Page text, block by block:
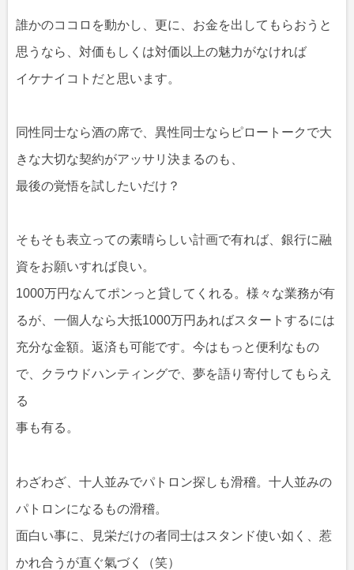
誰かのココロを動かし、更に、お金を出してもらおうと
思うなら、対価もしくは対価以上の魅力がなければ
イケナイコトだと思います。
同性同士なら酒の席で、異性同士ならピロートークで大
きな大切な契約がアッサリ決まるのも、
最後の覚悟を試したいだけ？
そもそも表立っての素晴らしい計画で有れば、銀行に融
資をお願いすれば良い。
1000万円なんてポンっと貸してくれる。様々な業務が有
るが、一個人なら大抵1000万円あればスタートするには
充分な金額。返済も可能です。今はもっと便利なもの
で、クラウドハンティングで、夢を語り寄付してもらえ
る
事も有る。
わざわざ、十人並みでパトロン探しも滑稽。十人並みの
パトロンになるもの滑稽。
面白い事に、見栄だけの者同士はスタンド使い如く、惹
かれ合うが直ぐ氣づく（笑）